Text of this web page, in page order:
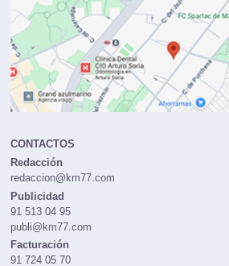
CONTACTOS
Redacción
redaccion@km77.com
Publicidad
91 513 04 95
publi@km77.com
Facturación